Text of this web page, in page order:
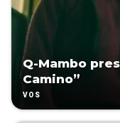
Q-Mambo
Camino”
VOS